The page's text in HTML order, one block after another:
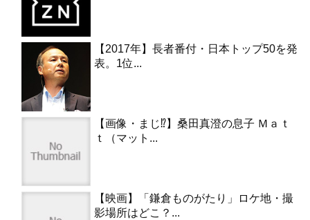
【2017年】長者番付・日本トップ50を発
表。1位...
【画像・まじ⁉︎】桑田真澄の息子 Ｍａｔ
ｔ（マット...
【映画】「鎌倉ものがたり」ロケ地・撮
影場所はどこ？...